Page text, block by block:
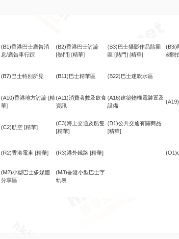
(B1)香港巴士廣告消
息/廣告車行踪
(B2)香港巴士討論
[熱門] [精華]
(B3)巴士攝影作品貼圖
區 [熱門] [精華]
(B3i)
&翻
(B7)巴士特別所見 (B11)巴士精華區 (B22)巴士迷吹水區
(A10)香港地方討論 [精
華]
(A11)消費著數及飲食
資訊
(A16)建築物機電裝置及
設備
(C2)航空 [精華]
(C3)海上交通及船隻
[精華]
(D1)公共交通有關商品
[精華]
(R2)香港電車 [精華] (R3)港外鐵路 [精華]
(M2)小型巴士多媒體
分享區
(M3)香港小型巴士字
軌表